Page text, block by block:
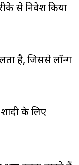
से निवेश किया
है, जिससे लॉन्ग
के लिए